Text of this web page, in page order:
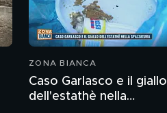
ZONA BIANCA
Caso Garlasco e il giallo
dell'estathè nella